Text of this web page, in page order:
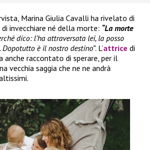
Marina Giulia Cavalli ha rivelato di
invecchiare né della morte: “La morte
dico: l’ha attraversata lei, la posso
Dopotutto è il nostro destino”. L’attrice di
anche raccontato di sperare, per il
vecchia saggia che ne ne andrà